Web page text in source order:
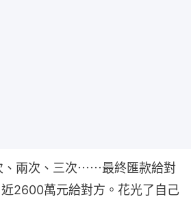
、兩次、三次⋯⋯最終匯款給對
2600萬元給對方。花光了自己